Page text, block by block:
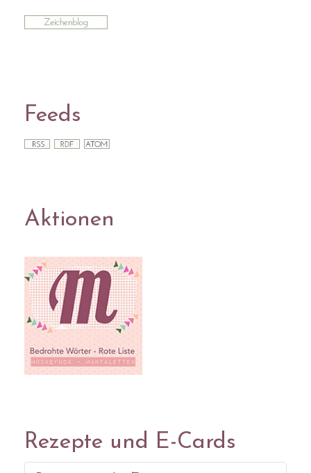
Feeds
Aktionen
Rezepte und E-Cards